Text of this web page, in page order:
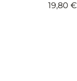
19,80 €